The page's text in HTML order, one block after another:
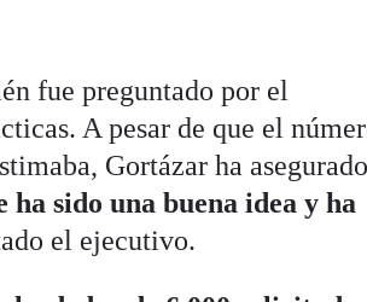
fue preguntado por el
A pesar de que el
Gortázar ha
ha sido una buena idea y ha
el ejecutivo.